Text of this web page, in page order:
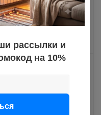
1м
Уточните срок поставки
рассылки и
на 10%